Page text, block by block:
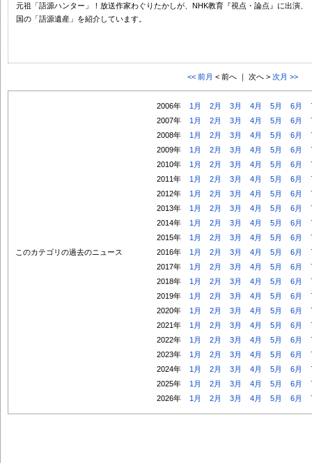
元祖「語源ハンター」！放送作家わぐりたかしが、NHK教育『視点・論点』に出演
国の「語源遺産」を紹介しています。
<< 前月 < 前へ ｜ 次へ > 次月 >>
このカテゴリの過去のニュース
2006年 1月 2月 3月 4月 5月 6月
2007年
1月 2月 3月 4月 5月 6月
2008年
1月 2月 3月 4月 5月 6月
2009年
1月 2月 3月 4月 5月 6月
2010年
1月 2月 3月 4月 5月 6月
2011年
1月 2月 3月 4月 5月 6月
2012年
1月 2月 3月 4月 5月 6月
2013年
1月 2月 3月 4月 5月 6月
2014年
1月 2月 3月 4月 5月 6月
2015年
1月 2月 3月 4月 5月 6月
2016年
1月 2月 3月 4月 5月 6月
2017年
1月 2月 3月 4月 5月 6月
2018年
1月 2月 3月 4月 5月 6月
2019年
1月 2月 3月 4月 5月 6月
2020年
1月 2月 3月 4月 5月 6月
2021年
1月 2月 3月 4月 5月 6月
2022年
1月 2月 3月 4月 5月 6月
2023年
1月 2月 3月 4月 5月 6月
2024年
1月 2月 3月 4月 5月 6月
2025年
1月 2月 3月 4月 5月 6月
2026年
1月 2月 3月 4月 5月 6月